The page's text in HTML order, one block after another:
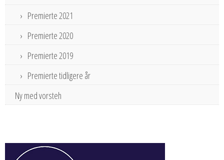
Premierte 2021
Premierte 2020
Premierte 2019
Premierte tidligere år
Ny med vorsteh